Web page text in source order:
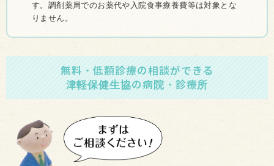
す。調剤薬局でのお薬代や入院食事療養費等は対象とな
りません。
無料・低額診療の相談ができる
津軽保健生協の病院・診療所